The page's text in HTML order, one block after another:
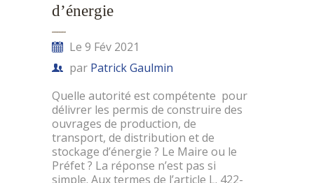
d’énergie
Le 9 Fév 2021
par Patrick Gaulmin
Quelle autorité est compétente pour
délivrer les permis de construire des
ouvrages de production, de
transport, de distribution et de
stockage d’énergie ? Le Maire ou le
Préfet ? La réponse n’est pas si
simple. Aux termes de l’article L. 422-